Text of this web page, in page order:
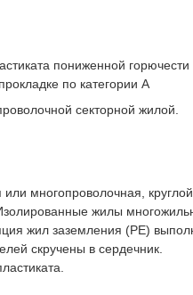
пониженной горючести
по категории А
секторной жилой.
многопроволочная,
жилы
жил заземления (PE)
скручены в сердечник.